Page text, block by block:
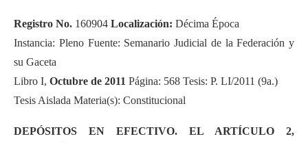
Registro No. 160904 Localización: Décima Época
Instancia: Pleno Fuente: Semanario Judicial de la Federación y
su Gaceta
Libro I, Octubre de 2011 Página: 568 Tesis: P. LI/2011 (9a.)
Tesis Aislada Materia(s): Constitucional
DEPÓSITOS EN EFECTIVO. EL ARTÍCULO 2,